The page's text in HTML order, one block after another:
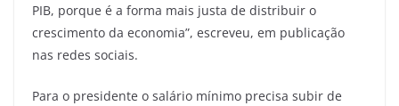
PIB, porque é a forma mais justa de distribuir o
crescimento da economia”, escreveu, em publicação
nas redes sociais.
Para o presidente o salário mínimo precisa subir de